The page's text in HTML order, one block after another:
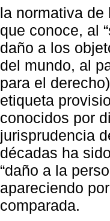
la normativa
que conoce, al
daño a los
del mundo, al
para el
etiqueta
conocidos por
jurisprudencia
décadas ha
“daño a la
apareciendo
comparada.